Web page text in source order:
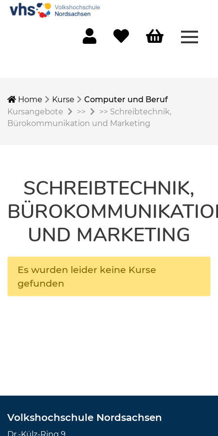
Home Kurse
Computer und Beruf
Kursangebote
>> >> Schreibtechnik,
Bürokommunikation und Marketing
SCHREIBTECHNIK,
UND MARKETING
Es wurden leider keine Kurse
gefunden
Volkshochschule Nordsachsen